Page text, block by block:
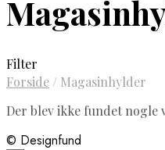
Filter
Forside / Magasinhylder
Der blev ikke fundet nogle
© Designfund